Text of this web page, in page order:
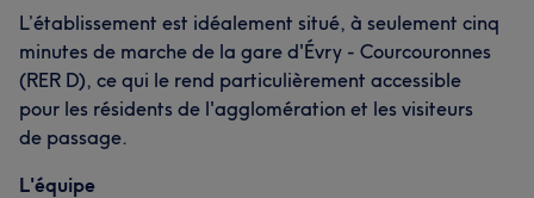
L’établissement est idéalement situé, à seulement cinq
minutes de marche de la gare d'Évry - Courcouronnes
(RER D), ce qui le rend particulièrement accessible
pour les résidents de l'agglomération et les visiteurs
de passage.
L'équipe